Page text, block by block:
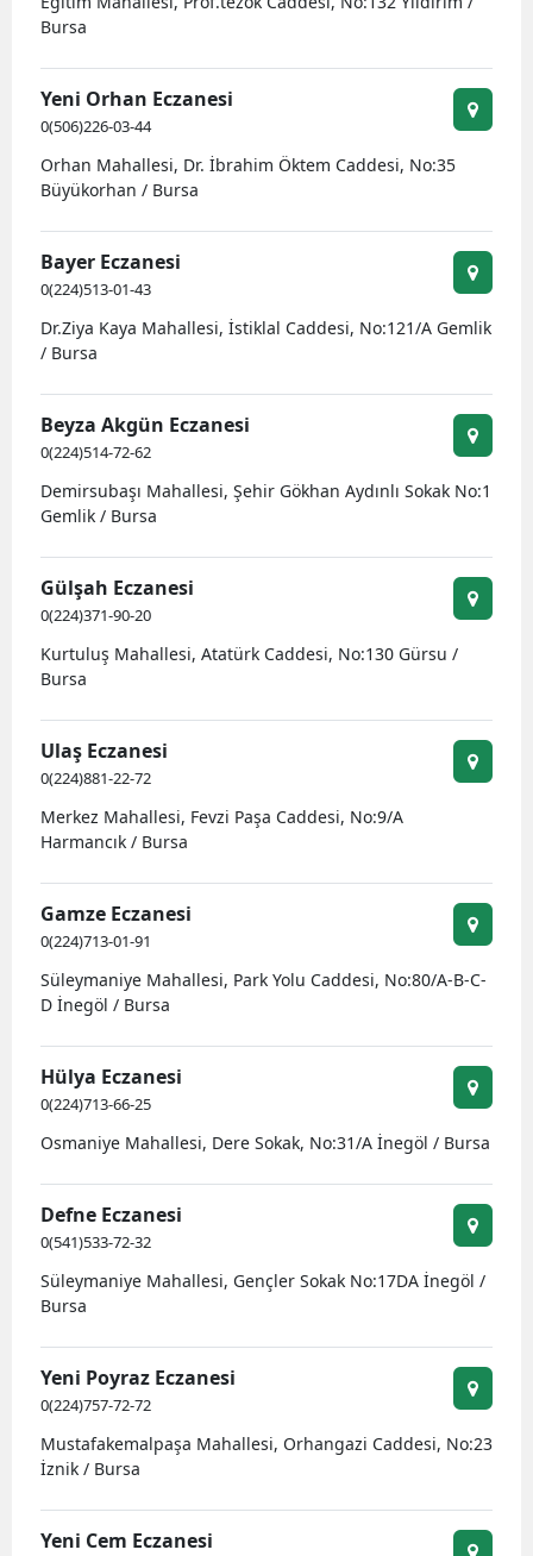
Bursa
Yeni Orhan Eczanesi
0(506)226-03-44
Orhan Mahallesi, Dr. İbrahim Öktem Caddesi, No:35
Büyükorhan / Bursa
Bayer Eczanesi
0(224)513-01-43
Dr.Ziya Kaya Mahallesi, İstiklal Caddesi, No:121/A Gemlik
/ Bursa
Beyza Akgün Eczanesi
0(224)514-72-62
Demirsubaşı Mahallesi, Şehir Gökhan Aydınlı Sokak No:1
Gemlik / Bursa
Gülşah Eczanesi
0(224)371-90-20
Kurtuluş Mahallesi, Atatürk Caddesi, No:130 Gürsu /
Bursa
Ulaş Eczanesi
0(224)881-22-72
Merkez Mahallesi, Fevzi Paşa Caddesi, No:9/A
Harmancık / Bursa
Gamze Eczanesi
0(224)713-01-91
Süleymaniye Mahallesi, Park Yolu Caddesi, No:80/A-B-C-
D İnegöl / Bursa
Hülya Eczanesi
0(224)713-66-25
Osmaniye Mahallesi, Dere Sokak, No:31/A İnegöl / Bursa
Defne Eczanesi
0(541)533-72-32
Süleymaniye Mahallesi, Gençler Sokak No:17DA İnegöl /
Bursa
Yeni Poyraz Eczanesi
0(224)757-72-72
Mustafakemalpaşa Mahallesi, Orhangazi Caddesi, No:23
İznik / Bursa
Yeni Cem Eczanesi